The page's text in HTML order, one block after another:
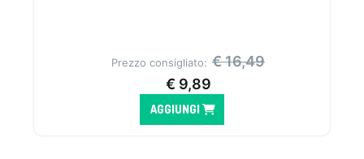
Prezzo consigliato: €16,49
€ 9,89
AGGIUNGI